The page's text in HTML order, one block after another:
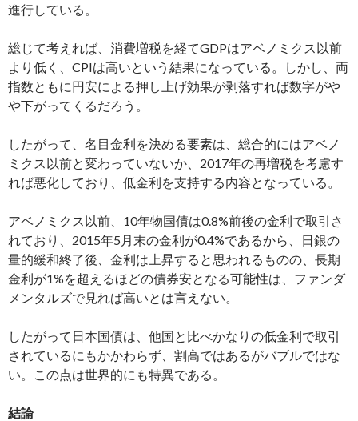
進行している。
総じて考えれば、消費増税を経てGDPはアベノミクス以前
より低く、CPIは高いという結果になっている。しかし、両
指数ともに円安による押し上げ効果が剥落すれば数字がや
や下がってくるだろう。
したがって、名目金利を決める要素は、総合的にはアベノ
ミクス以前と変わっていないか、2017年の再増税を考慮す
れば悪化しており、低金利を支持する内容となっている。
アベノミクス以前、10年物国債は0.8%前後の金利で取引さ
れており、2015年5月末の金利が0.4%であるから、日銀の
量的緩和終了後、金利は上昇すると思われるものの、長期
金利が1%を超えるほどの債券安となる可能性は、ファンダ
メンタルズで見れば高いとは言えない。
したがって日本国債は、他国と比べかなりの低金利で取引
されているにもかかわらず、割高ではあるがバブルではな
い。この点は世界的にも特異である。
結論